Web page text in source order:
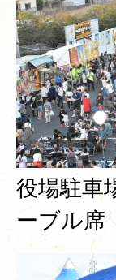
役場駐車
ーブル席